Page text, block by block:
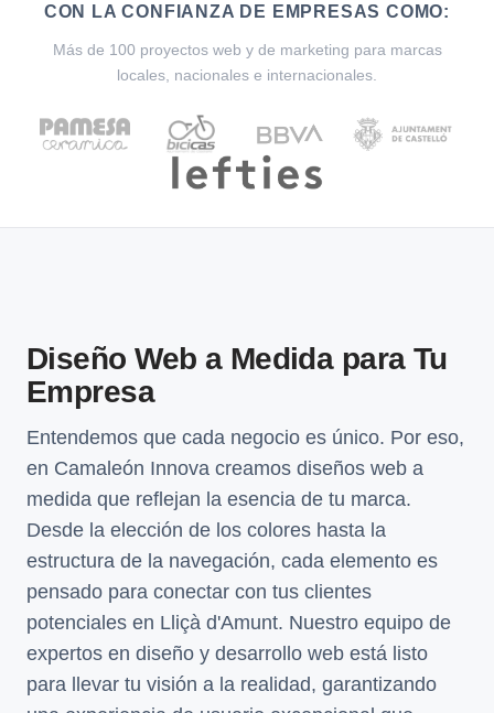
CON LA CONFIANZA DE EMPRESAS COMO:
Más de 100 proyectos web y de marketing para marcas
locales, nacionales e internacionales.
Diseño Web a Medida para Tu
Empresa
Entendemos que cada negocio es único. Por eso,
en Camaleón Innova creamos diseños web a
medida que reflejan la esencia de tu marca.
Desde la elección de los colores hasta la
estructura de la navegación, cada elemento es
pensado para conectar con tus clientes
potenciales en Lliçà d'Amunt. Nuestro equipo de
expertos en diseño y desarrollo web está listo
para llevar tu visión a la realidad, garantizando